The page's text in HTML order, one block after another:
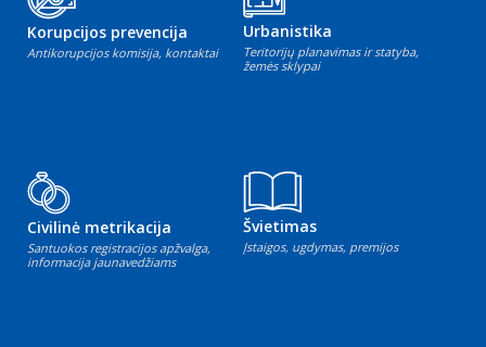
Korupcijos prevencija
Antikorupcijos komisija, kontaktai
Urbanistika
Teritorijų planavimas ir statyba,
žemės sklypai
Civilinė metrikacija
Santuokos registracijos apžvalga,
informacija jaunavedžiams
Švietimas
Įstaigos, ugdymas, premijos